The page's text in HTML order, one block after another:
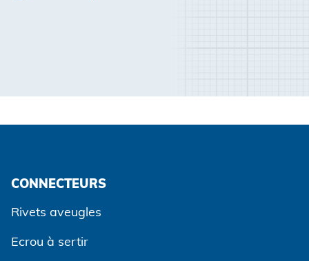
CONNECTEURS
Rivets aveugles
Ecrou à sertir